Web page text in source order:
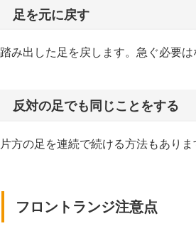
足を元に戻す
踏み出した足を戻します。急ぐ必要
反対の足でも同じことをする
片方の足を連続で続ける方法もあり
フロントランジ注意点